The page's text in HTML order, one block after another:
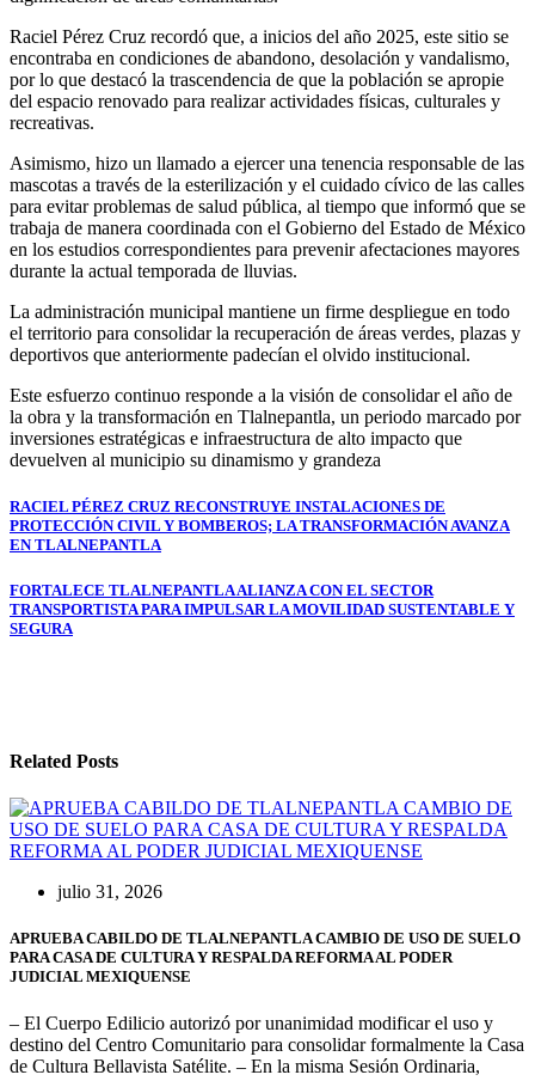
Raciel ​Pérez Cruz recordó que, a inicios del año 2025, este sitio se
encontraba en condiciones de abandono, desolación y vandalismo,
por lo que destacó la trascendencia de que la población se apropie
del espacio renovado para realizar actividades físicas, culturales y
recreativas.
Asimismo, hizo un llamado a ejercer una tenencia responsable de las
mascotas a través de la esterilización y el cuidado cívico de las calles
para evitar problemas de salud pública, al tiempo que informó que se
trabaja de manera coordinada con el Gobierno del Estado de México
en los estudios correspondientes para prevenir afectaciones mayores
durante la actual temporada de lluvias.
La administración municipal mantiene un firme despliegue en todo
el territorio para consolidar la recuperación de áreas verdes, plazas y
deportivos que anteriormente padecían el olvido institucional.
Este esfuerzo continuo responde a la visión de consolidar el año de
la obra y la transformación en Tlalnepantla, un periodo marcado por
inversiones estratégicas e infraestructura de alto impacto que
devuelven al municipio su dinamismo y grandeza
Navegación
de
RACIEL PÉREZ CRUZ RECONSTRUYE INSTALACIONES DE
PROTECCIÓN CIVIL Y BOMBEROS; LA TRANSFORMACIÓN AVANZA
EN TLALNEPANTLA
FORTALECE TLALNEPANTLA ALIANZA CON EL SECTOR
TRANSPORTISTA PARA IMPULSAR LA MOVILIDAD SUSTENTABLE Y
SEGURA
Related Posts
julio 31, 2026
APRUEBA CABILDO DE TLALNEPANTLA CAMBIO DE USO DE SUELO
PARA CASA DE CULTURA Y RESPALDA REFORMA AL PODER
JUDICIAL MEXIQUENSE
– El Cuerpo Edilicio autorizó por unanimidad modificar el uso y
destino del Centro Comunitario para consolidar formalmente la Casa
de Cultura Bellavista Satélite. – En la misma Sesión Ordinaria,